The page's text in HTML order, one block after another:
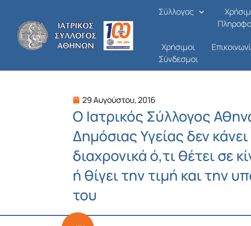
περιεχόμενο
Σύλλογος
Χρήσιμοι
Σύνδεσμοι
29 Αυγούστου, 2016
Ο Ιατρικός Σύλλογος
Δημόσιας Υγείας δεν
διαχρονικά ό,τι θέτει σε
ή θίγει την τιμή και την
του